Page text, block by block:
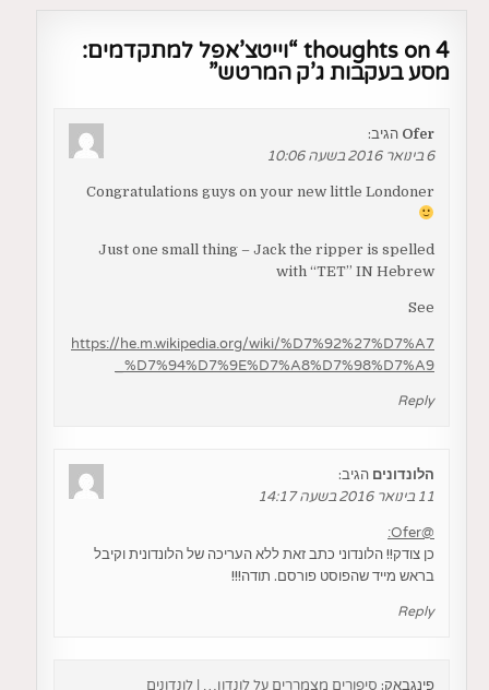
4 thoughts on “
וייטצ’אפל למתקדמים:
מסע בעקבות ג’ק המרטש”
Ofer הגיב:
6 בינואר 2016 בשעה 10:06
Congratulations guys on your new little Londoner
Just one small thing – Jack the ripper is spelled
with “TET” IN Hebrew
See
https://he.m.wikipedia.org/wiki/%D7%92%27%D7%A7
_%D7%94%D7%9E%D7%A8%D7%98%D7%A9
Reply
הלונדונים הגיב:
11 בינואר 2016 בשעה 14:17
@Ofer:
כן צודק!! הלונדוני כתב זאת ללא העריכה של הלונדונית וקיבל
בראש מייד שהפוסט פורסם. תודה!!!
Reply
פינגבאק: סיפורים מצמררים על לונדון… | לונדונים